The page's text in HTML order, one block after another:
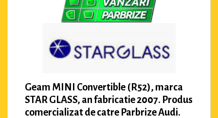
Geam MINI Convertible (R52), marca
STAR GLASS, an fabricatie 2007. Produs
comercializat de catre Parbrize Audi.